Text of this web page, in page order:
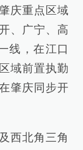
庆重点区域
、广宁、高
线，在江口
域前置执勤
肇庆同步开
西北角三角